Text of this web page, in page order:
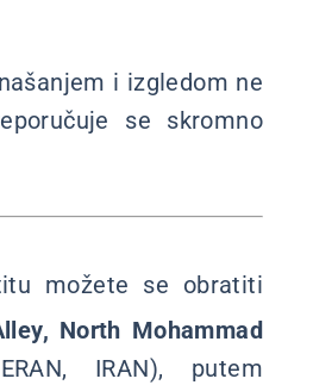
i izgledom ne
se skromno
možete se obratiti
North Mohammad
IRAN), putem